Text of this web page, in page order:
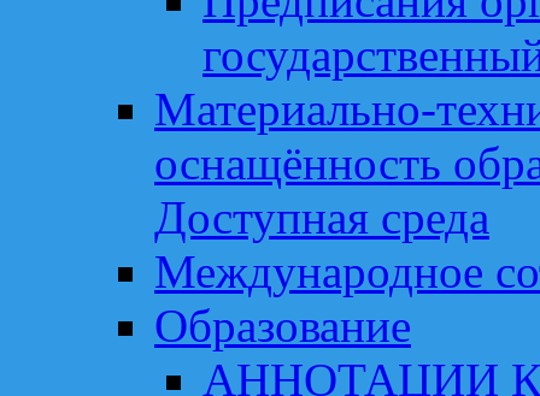
Материально-
оснащённость
Доступная среда
Международное
Образование
АННОТАЦИИ